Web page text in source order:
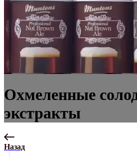
Охмеленные
экстракты
Назад